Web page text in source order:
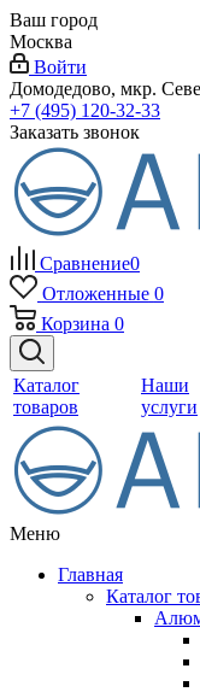
Ваш город
Москва
Войти
Домодедово, мкр.
+7 (495) 120-32-33
Заказать звонок
Сравнение0
Отложенные 0
Корзина 0
Каталог
товаров
Наши
услуги
Меню
Главная
Каталог